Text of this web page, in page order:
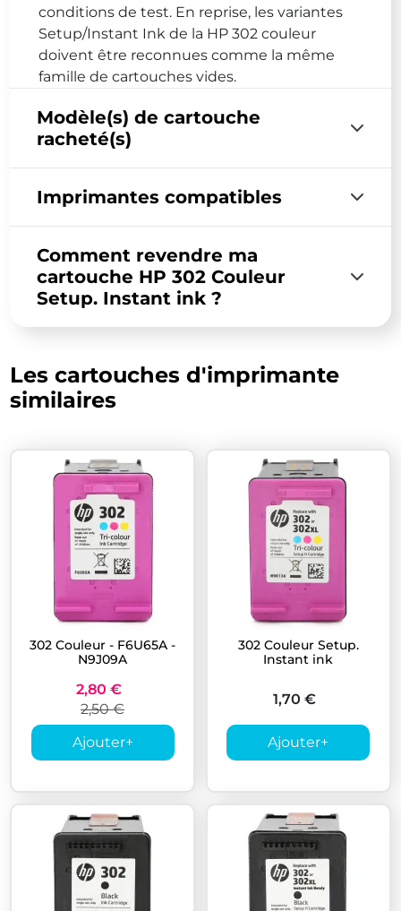
conditions de test. En reprise, les variantes
Setup/Instant Ink de la HP 302 couleur
doivent être reconnues comme la même
famille de cartouches vides.
Modèle(s) de cartouche
racheté(s)
Imprimantes compatibles
Comment revendre ma
cartouche HP 302 Couleur
Setup. Instant ink ?
Les cartouches d'imprimante
similaires
302 Couleur - F6U65A -
N9J09A
2,80 €
2,50 €
Ajouter+
302 Couleur Setup.
Instant ink
1,70 €
Ajouter+